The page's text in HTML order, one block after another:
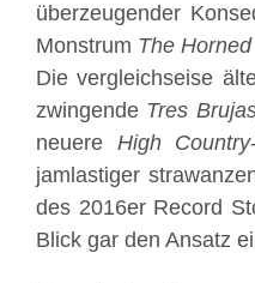
überzeugender
Monstrum The
Die vergleichseise
zwingende Tres
neuere High Country
jamlastiger
des 2016er Record
Blick gar den Ansatz